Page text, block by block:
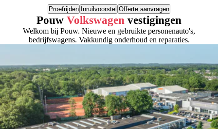
Proefrijden Inruilvoorstel Offerte aanvragen
Pouw Volkswagen vestigingen
Welkom bij Pouw. Nieuwe en gebruikte personenauto's,
bedrijfswagens. Vakkundig onderhoud en reparaties.